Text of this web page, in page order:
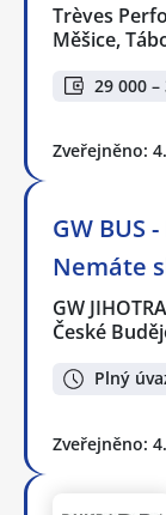
Trèves
Měšice,
29 000 –
Zveřejněno:
GW BUS
Nemáte
GW
České
Plný
Zveřejněno: